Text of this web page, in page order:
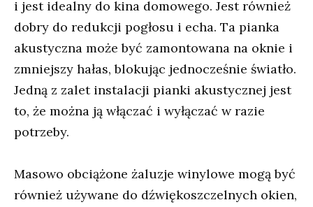
i jest idealny do kina domowego. Jest również
dobry do redukcji pogłosu i echa. Ta pianka
akustyczna może być zamontowana na oknie i
zmniejszy hałas, blokując jednocześnie światło.
Jedną z zalet instalacji pianki akustycznej jest
to, że można ją włączać i wyłączać w razie
potrzeby.
Masowo obciążone żaluzje winylowe mogą być
również używane do dźwiękoszczelnych okien,